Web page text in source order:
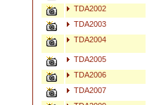
TDA2002
TDA2003
TDA2004
TDA2005
TDA2006
TDA2007